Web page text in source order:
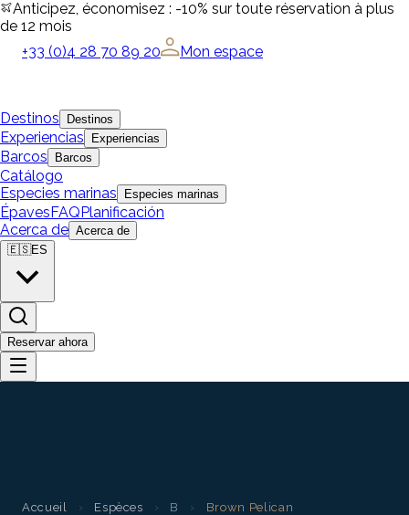
Anticipez, économisez : -10% sur toute réservation à plus
de 12 mois
+33 (0)4 28 70 89 20
Mon espace
Destinos Destinos
Experiencias Experiencias
Barcos Barcos
Catálogo
Especies marinas
Especies marinas
ÉpavesFAQPlanificación
Acerca de Acerca de
🇪🇸ES
Reservar ahora
Accueil › Espèces › B › Brown Pelican